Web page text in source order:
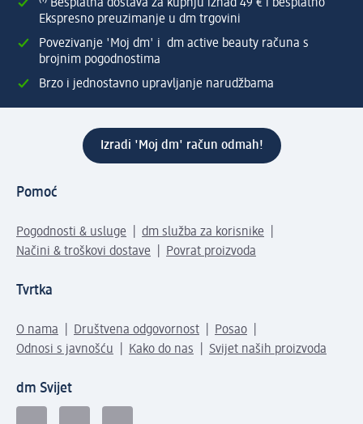
⁽¹⁾ Besplatna dostava za kupnju iznad 49 € i besplatno
Ekspresno preuzimanje u dm trgovini
Povezivanje 'Moj dm' i dm active beauty računa s
brojnim pogodnostima
Brzo i jednostavno upravljanje narudžbama
Izradi 'Moj dm' račun odmah!
Pomoć
Pogodnosti & usluge
dm služba za korisnike
Načini & troškovi dostave
Povrat proizvoda
Tvrtka
O nama Društvena odgovornost
Posao
Odnosi s javnošću
Kako do nas Svijet naših proizvoda
dm Svijet